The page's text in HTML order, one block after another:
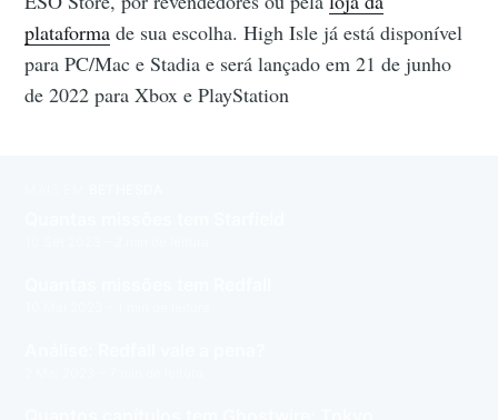
plataforma de sua escolha. High Isle já está disponível
para PC/Mac e Stadia e será lançado em 21 de junho
de 2022 para Xbox e PlayStation